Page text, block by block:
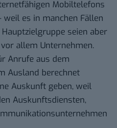
Mobiltelefons
es in manchen Fällen
seien aber
allem Unternehmen.
Anrufe aus dem
Ausland berechnet
Auskunft geben, weil
Auskunftsdiensten,